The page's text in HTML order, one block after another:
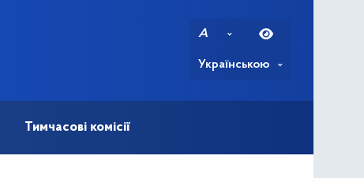
A
Українською
Тимчасові комісії